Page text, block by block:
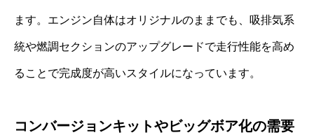
ます。エンジン自体はオリジナルのままでも、吸排気系
統や燃調セクションのアップグレードで走行性能を高め
ることで完成度が高いスタイルになっています。
コンバージョンキットやビッグボア化の需要